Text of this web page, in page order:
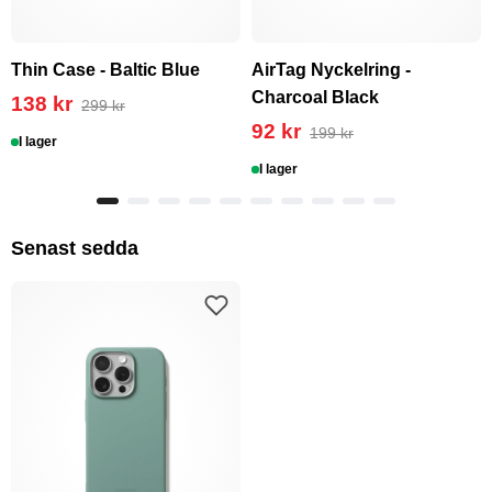
Thin Case - Baltic Blue
138 kr 299 kr
I lager
AirTag Nyckelring -
Charcoal Black
92 kr 199 kr
I lager
Senast sedda